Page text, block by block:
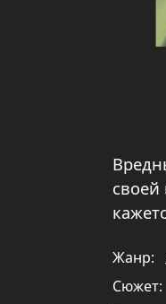
своей
Жанр:
Сюжет: